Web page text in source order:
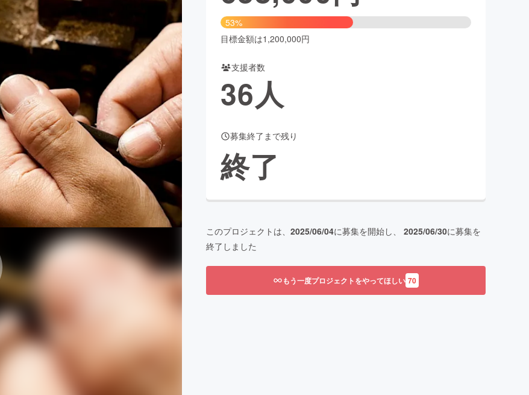
ゲーム・サービス開発 フード・飲食店 ファッション
書籍・雑誌出版
チャレンジ ビューティー・ヘルスケア
CAMPFIRE for Social GoodCAMPFIRE Creation
CAMPFIREふるさと納税machi-yaコミュニティ
53%
目標金額は1,200,000円
支援者数
36人
募集終了まで残り
終了
このプロジェクトは、 2025/06/04に募集を開始し、 2025/06/30に募集を
終了しました
もう一度プロジェクトをやってほしい 70